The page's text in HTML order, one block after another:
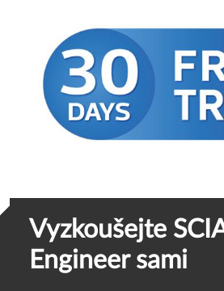
Vyzkoušejte
Engineer sami